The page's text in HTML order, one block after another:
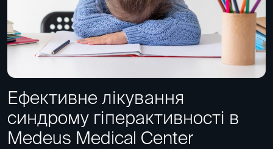
Ефективне лікування
синдрому гіперактивності в
Medeus Medical Center